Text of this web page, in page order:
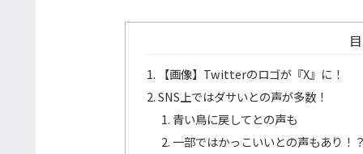
【画像】Twitterのロゴが『X』に！
SNS上ではダサいとの声が多数！
青い鳥に戻してとの声も
一部ではかっこいいとの声もあり！